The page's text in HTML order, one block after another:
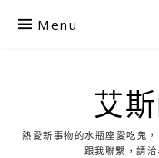
Menu
艾
熱愛新事物的水瓶座愛吃鬼
跟我聯繫，請